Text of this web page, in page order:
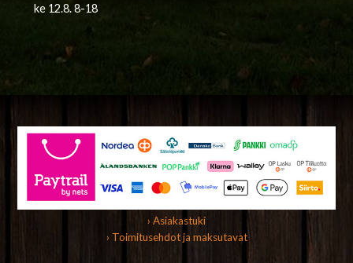
ke 12.8. 8-18
› Asiakastuki
› Toimitusehdot ja maksutavat